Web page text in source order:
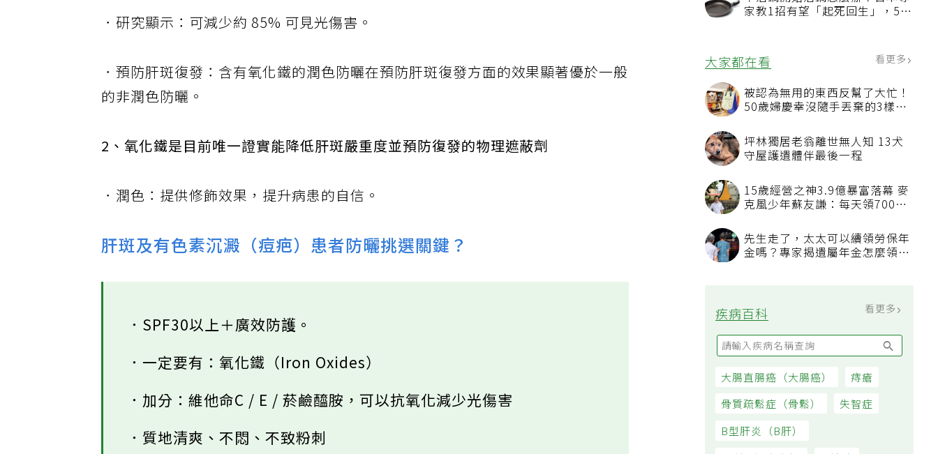
不沾鍋開始沾鍋怎麼辦？日本專
家教1招有望「起死回生」，5情
大家都在看
被認為無用的東西反幫了大忙！
50歲婦慶幸沒隨手丟棄的3樣物
坪林獨居老翁離世無人知 13犬
守屋護遺體伴最後一程
15歲經營之神3.9億暴富落幕 麥
克風少年蘇友謙：每天領700元
過日子
先生走了，太太可以續領勞保年
疾病百科
．研究顯示：可減少約 85% 可見光傷害。
．預防肝斑復發：含有氧化鐵的潤色防曬在預防肝斑復發方面的效果顯著優於一般
的非潤色防曬。
2、氧化鐵是目前唯一證實能降低肝斑嚴重度並預防復發的物理遮蔽劑
．潤色：提供修飾效果，提升病患的自信。
肝斑及有色素沉澱（痘疤）患者防曬挑選關鍵？
．SPF30以上＋廣效防護。
．一定要有：氧化鐵（Iron Oxides）
．加分：維他命C / E / 菸鹼醯胺，可以抗氧化減少光傷害
．質地清爽、不悶、不致粉刺